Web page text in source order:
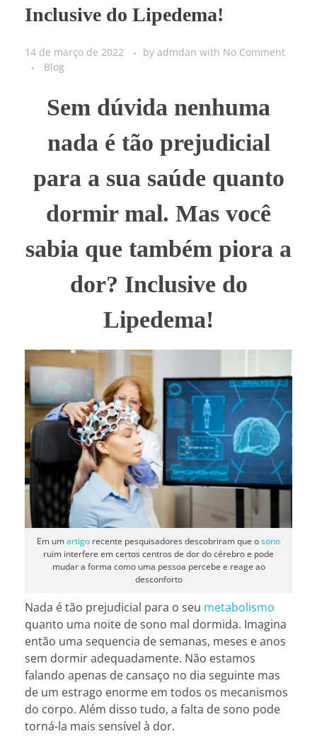
Inclusive do Lipedema!
14 de março de 2022 by admdan with No Comment
Blog
Sem dúvida nenhuma
nada é tão prejudicial
para a sua saúde quanto
dormir mal. Mas você
sabia que também piora a
dor? Inclusive do
Lipedema!
Em umartigo recente pesquisadores descobriram que osono
ruim interfere em certos centros de dor do cérebro e pode
mudar a forma como uma pessoa percebe e reage ao
desconforto
Nada é tão prejudicial para o seu metabolismo
quanto uma noite de sono mal dormida. Imagina
então uma sequencia de semanas, meses e anos
sem dormir adequadamente. Não estamos
falando apenas de cansaço no dia seguinte mas
de um estrago enorme em todos os mecanismos
do corpo. Além disso tudo, a falta de sono pode
torná-la mais sensível à dor.